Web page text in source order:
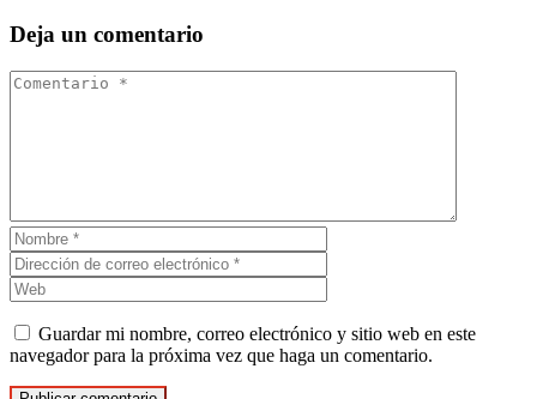
Deja un comentario
Guardar mi nombre, correo electrónico y sitio web en este
navegador para la próxima vez que haga un comentario.